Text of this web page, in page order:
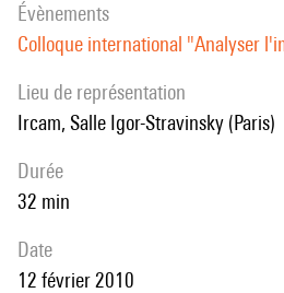
évènements
Colloque international "Analyser
Lieu de représentation
Ircam, Salle Igor-Stravinsky (Paris)
durée
32 min
date
12 février 2010